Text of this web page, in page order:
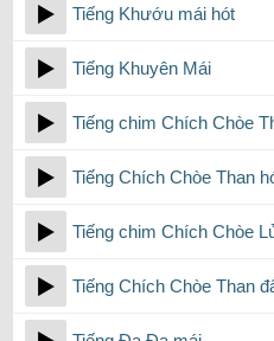
Tiếng Khướu mái hót
Tiếng Khuyên Mái
Tiếng chim Chích Chòe
Tiếng Chích Chòe Than
Tiếng chim Chích Chòe
Tiếng Chích Chòe Than